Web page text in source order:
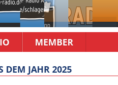
MEMBER
DEM JAHR 2025